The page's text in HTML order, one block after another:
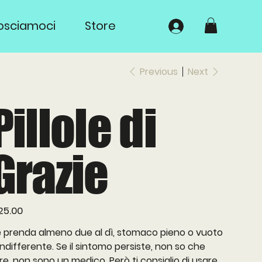
Store
Previous Next
di
prenda almeno due al dì, stomaco pieno o vuoto
Se il sintomo persiste, non so che